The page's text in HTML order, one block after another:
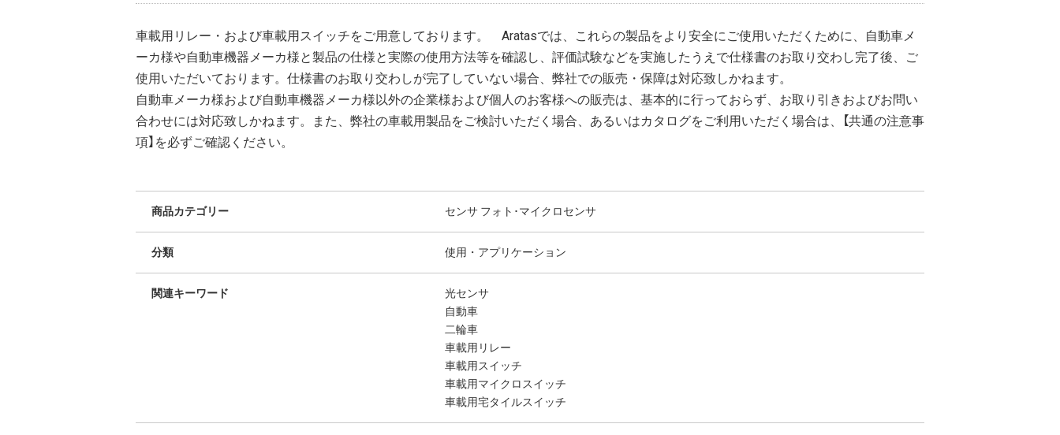
車載用リレー・および車載用スイッチをご用意しております。 Aratasでは、これらの製品をより安全にご使用いただくために、自動車メ
ーカ様や自動車機器メーカ様と製品の仕様と実際の使用方法等を確認し、評価試験などを実施したうえで仕様書のお取り交わし完了後、ご
使用いただいております。仕様書のお取り交わしが完了していない場合、弊社での販売・保障は対応致しかねます。
自動車メーカ様および自動車機器メーカ様以外の企業様および個人のお客様への販売は、基本的に行っておらず、お取り引きおよびお問い
合わせには対応致しかねます。また、弊社の車載用製品をご検討いただく場合、あるいはカタログをご利用いただく場合は、【共通の注意事
項】を必ずご確認ください。
商品カテゴリー センサ フォト･マイクロセンサ
分類 使用・アプリケーション
関連キーワード
光センサ
自動車
二輪車
車載用リレー
車載用スイッチ
車載用マイクロスイッチ
車載用宅タイルスイッチ